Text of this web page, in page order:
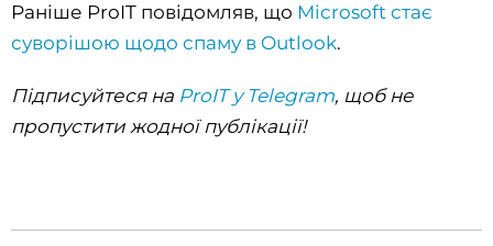
Раніше ProIT повідомляв, що Microsoft стає
суворішою щодо спаму в Outlook.
Підписуйтеся на ProIT у Telegram, щоб не
пропустити жодної публікації!